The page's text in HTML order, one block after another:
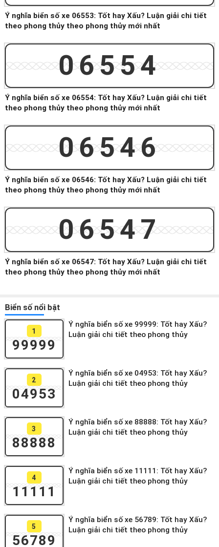
Ý nghĩa biển số xe 06553: Tốt hay Xấu? Luận giải chi tiết
theo phong thủy theo phong thủy mới nhất
06554
Ý nghĩa biển số xe 06554: Tốt hay Xấu? Luận giải chi tiết
theo phong thủy theo phong thủy mới nhất
06546
Ý nghĩa biển số xe 06546: Tốt hay Xấu? Luận giải chi tiết
theo phong thủy theo phong thủy mới nhất
06547
Ý nghĩa biển số xe 06547: Tốt hay Xấu? Luận giải chi tiết
theo phong thủy theo phong thủy mới nhất
Biển số nổi bật
1
99999
Ý nghĩa biển số xe 99999: Tốt hay Xấu?
Luận giải chi tiết theo phong thủy
2
04953
Ý nghĩa biển số xe 04953: Tốt hay Xấu?
Luận giải chi tiết theo phong thủy
3
88888
Ý nghĩa biển số xe 88888: Tốt hay Xấu?
Luận giải chi tiết theo phong thủy
4
11111
Ý nghĩa biển số xe 11111: Tốt hay Xấu?
Luận giải chi tiết theo phong thủy
5
56789
Ý nghĩa biển số xe 56789: Tốt hay Xấu?
Luận giải chi tiết theo phong thủy